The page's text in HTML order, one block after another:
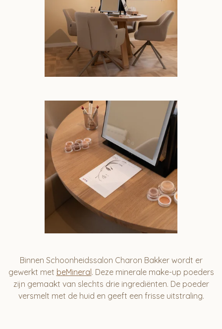
Binnen Schoonheidssalon Charon Bakker wordt er
gewerkt met beMineral. Deze minerale make-up poeders
zijn gemaakt van slechts drie ingrediënten. De poeder
versmelt met de huid en geeft een frisse uitstraling.